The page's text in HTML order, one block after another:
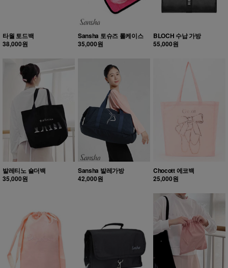
타월 토드백
38,000원
Sansha 토슈즈 롤케이스
35,000원
BLOCH 수납 가방
55,000원
발레티노 숄더백
35,000원
Sansha 발레가방
42,000원
Chocott 에코백
25,000원